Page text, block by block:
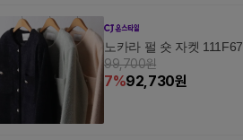
노카라 펄 숏 자켓
99,700원
7%92,730원